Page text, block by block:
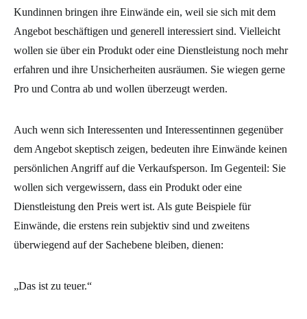
Kundinnen bringen ihre Einwände ein, weil sie sich mit dem
Angebot beschäftigen und generell interessiert sind. Vielleicht
wollen sie über ein Produkt oder eine Dienstleistung noch mehr
erfahren und ihre Unsicherheiten ausräumen. Sie wiegen gerne
Pro und Contra ab und wollen überzeugt werden.
Auch wenn sich Interessenten und Interessentinnen gegenüber
dem Angebot skeptisch zeigen, bedeuten ihre Einwände keinen
persönlichen Angriff auf die Verkaufsperson. Im Gegenteil: Sie
wollen sich vergewissern, dass ein Produkt oder eine
Dienstleistung den Preis wert ist. Als gute Beispiele für
Einwände, die erstens rein subjektiv sind und zweitens
überwiegend auf der Sachebene bleiben, dienen:
„Das ist zu teuer.“